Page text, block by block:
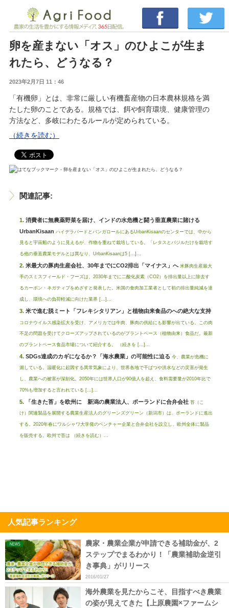
卵を産まない「オス」のひよこが生ま
れたら、どうなる？
2023年2月7日 11：46
「有機卵」とは、非常に厳しい有機畜産物の日本農林規格を満
たした卵のことである。規格では、餌や飼育環境、健康管理の
方法など、多岐にわたるルールが定められている。
（続きを読む）
関連記事:
消費者に無農薬野菜を届け、インドの水危機と闘う垂直農業に賭ける
UrbanKisaan ハイデラバードとバンガロールにあるUrbanKisaanのセンターでは、中から
見ると宇宙船のように見えるが、作物を重ねて栽培している。「レタスとバジルだけを栽培す
る他の垂直農業モデルとは異なり、UrbanKisaanは5 […]...
米最大の豚肉生産会社、30年までにCO2排出「マイナス」へ 米豚肉生産最大
手のスミスフィールド・フーズは、2030年までに二酸化炭素（CO2）を排出量以上に除去す
るカーボン・ネガティブをめざすと発表した。米国の食肉加工業者として初の排出量純減を達
成し、環境への負荷軽減に向けた業界 […]...
米で進む脱ミート「フレキシタリアン」と植物由来食品のへの絶大な支持
コロナウイルス感染拡大を受け、アメリカでは牛肉、豚肉の供給にも影響が出ている。この肉
不足の問題を受けてクローズアップされているのがプラントベース（植物由来）食品だ。最新
のプラントベース食品市場について紹介する。 （続きを […]...
SDGs達成のカギになるか？「海水農業」の可能性に迫る 今、農業が危機に
瀕している。温暖化に起因する異常気象により、世界各地で干ばつや洪水などの災害が発生
し、農業への被害が深刻化。2050年には世界人口が90億人を超え、食料需要量が2010年比で
70%も増加すると言われている […]...
「生きた苔」を欧州に 新潟の農業法人、ポーランドに合弁会社 苔（こ
け）関連製品を展開する農業生産法人のグリーンズグリーン（新潟市）は、ポーランドに進出
する。2020年春にワルシャワ大学発のベンチャー企業と合弁会社を設立し、欧州全体に製品
を販売する。欧州で苔は （続きを読む）...
人気記事ランキング
農家・農業企業が申請できる補助金が、2
ステップでまるわかり！「農業補助金逆引
き事典」がリリース
2016/01/27
海外農業を見たからこそ、目指すべき農業
の姿が見えてきた【上原農園×ファームシ